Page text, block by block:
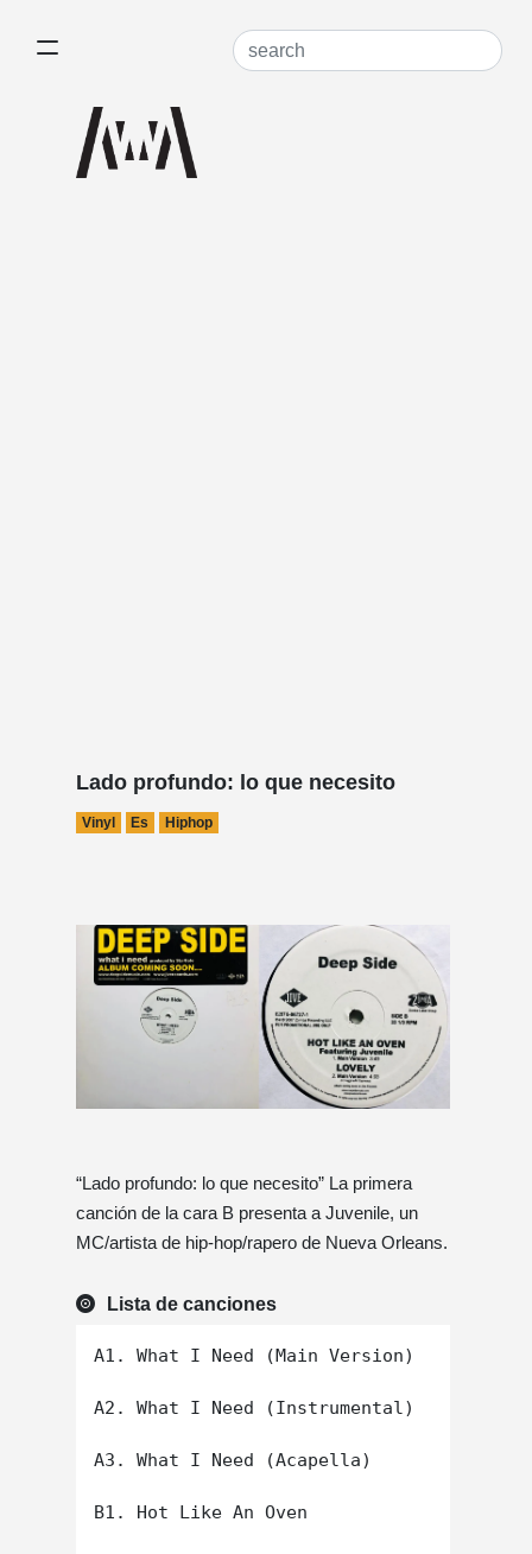
Lado profundo: lo que necesito
Vinyl Es Hiphop
“Lado profundo: lo que necesito” La primera
canción de la cara B presenta a Juvenile, un
MC/artista de hip-hop/rapero de Nueva Orleans.
Lista de canciones
A1. What I Need (Main Version)
A2. What I Need (Instrumental)
A3. What I Need (Acapella)
B1. Hot Like An Oven